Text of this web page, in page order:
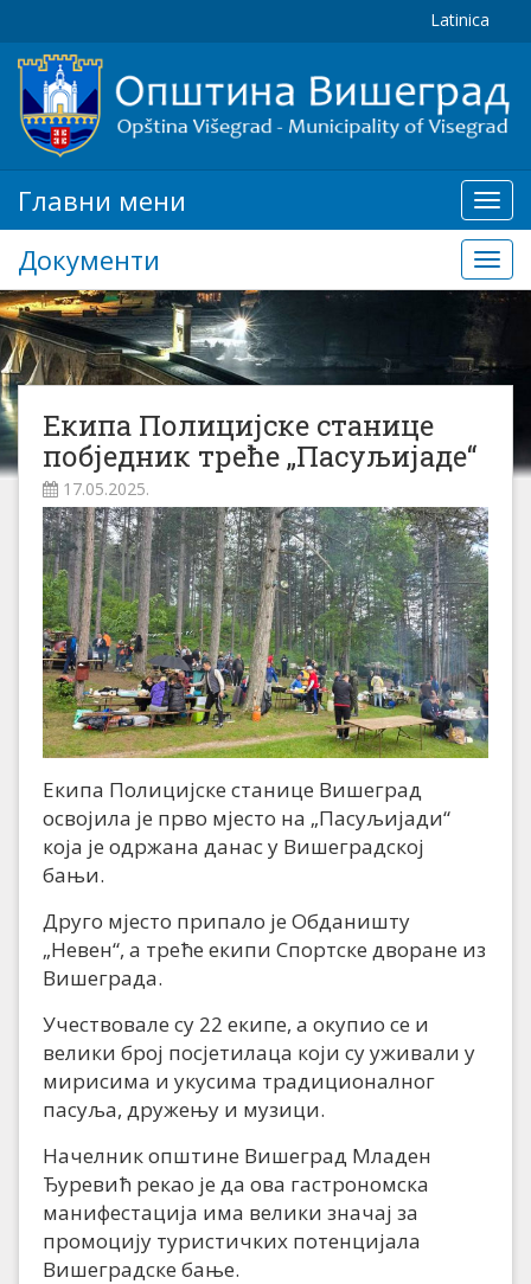
Latinica
мени
Главни мени
Документи
Екипа Полицијске станице
побједник треће „Пасуљијаде“
17.05.2025.
Екипа Полицијске станице Вишеград
освојила је прво мјесто на „Пасуљијади“
која је одржана данас у Вишеградској
бањи.
Друго мјесто припало је Обданишту
„Невен“, а треће екипи Спортске дворане из
Вишеграда.
Учествовале су 22 екипе, а окупио се и
велики број посјетилаца који су уживали у
мирисима и укусима традиционалног
пасуља, дружењу и музици.
Начелник општине Вишеград Младен
Ђуревић рекао је да ова гастрономска
манифестација има велики значај за
промоцију туристичких потенцијала
Вишеградске бање.